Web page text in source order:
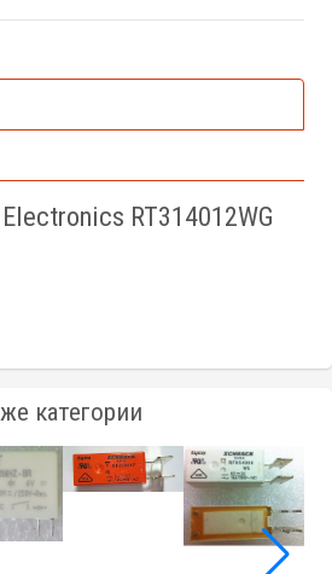
RT314012WG
категории